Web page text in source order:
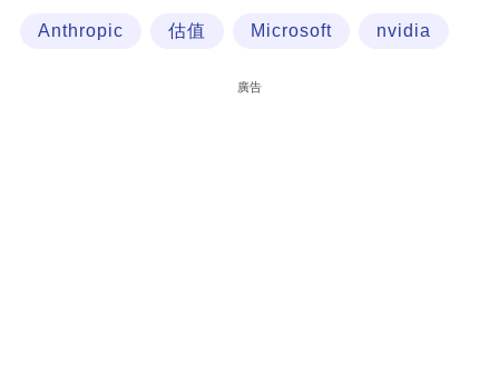
Anthropic 估值 Microsoft nvidia
廣告